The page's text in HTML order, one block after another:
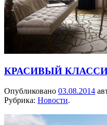
КРАСИВЫЙ
Опубликовано 03.08.2014
Рубрика: Новости.